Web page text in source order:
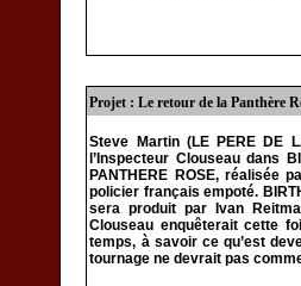
Projet : Le retour de la Panthère
Steve Martin (LE PERE DE
l’Inspecteur Clouseau dans
PANTHERE ROSE, réalisée
policier français empoté.
sera produit par Ivan
Clouseau enquêterait cette
temps, à savoir ce qu’est
tournage ne devrait pas